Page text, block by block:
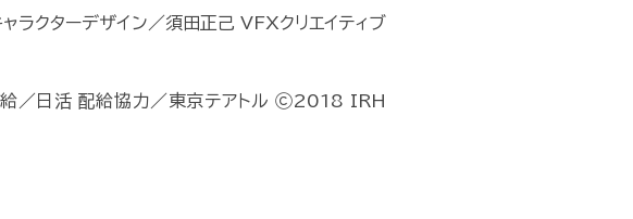
ラクターデザイン／須田正己 VFXクリエイティブ
／日活 配給協力／東京テアトル ⓒ2018 IRH